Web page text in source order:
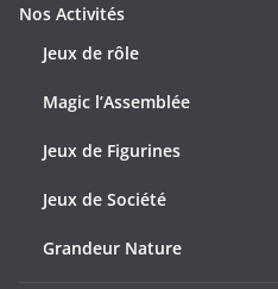
Nos Activités
Jeux de rôle
Magic l’Assemblée
Jeux de Figurines
Jeux de Société
Grandeur Nature